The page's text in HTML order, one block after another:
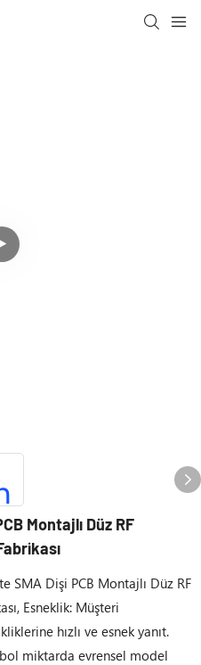
Montajlı Düz ​​RF
SMA Dişi PCB Montajlı Düz ​​RF
Esneklik: Müşteri
hızlı ve esnek yanıt.
miktarda evrensel model